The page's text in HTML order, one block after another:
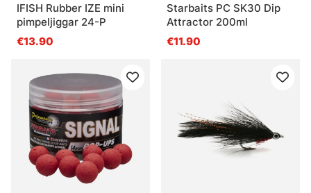
IFISH Rubber IZE mini
pimpeljiggar 24-P
€13.90
Starbaits PC SK30 Dip
Attractor 200ml
€11.90